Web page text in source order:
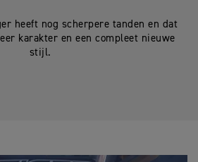
heeft nog scherpere tanden en dat
karakter en een compleet nieuwe
stijl.